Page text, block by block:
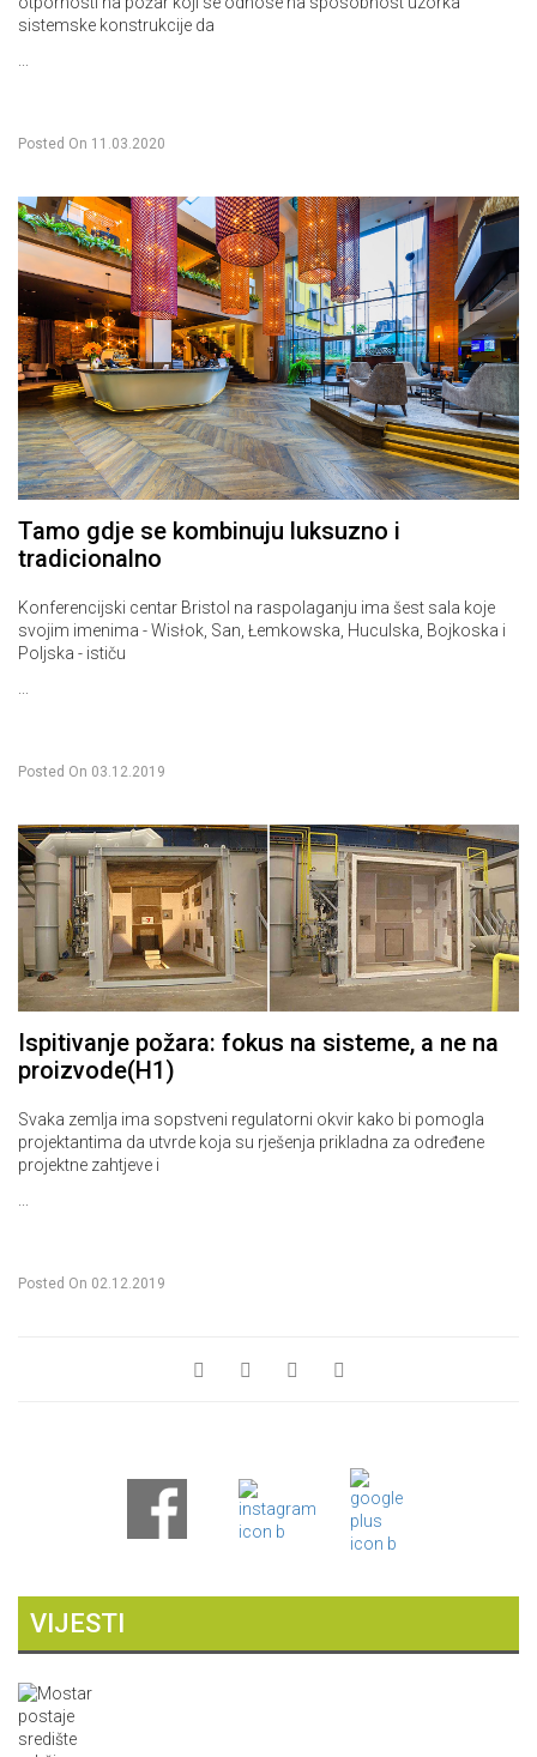
Posted On 11.03.2020
sistemske konstrukcije da
...
Posted On 03.12.2019
Tamo gdje se kombinuju luksuzno i
tradicionalno
Konferencijski centar Bristol na raspolaganju ima šest sala koje
svojim imenima - Wisłok, San, Łemkowska, Huculska, Bojkoska i
Poljska - ističu
Posted On 02.12.2019
Ispitivanje požara: fokus na sisteme, a ne na
proizvode(H1)
Svaka zemlja ima sopstveni regulatorni okvir kako bi pomogla
projektantima da utvrde koja su rješenja prikladna za određene
projektne zahtjeve i
VIJESTI